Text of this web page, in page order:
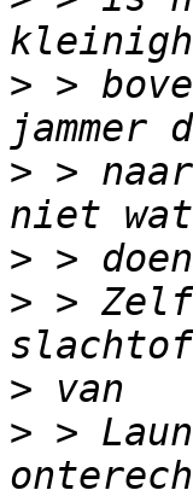
> >
> >
>
> >
>
> >